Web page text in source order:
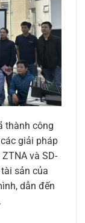
thành công
giải pháp
và SD-
sản của
dẫn đến